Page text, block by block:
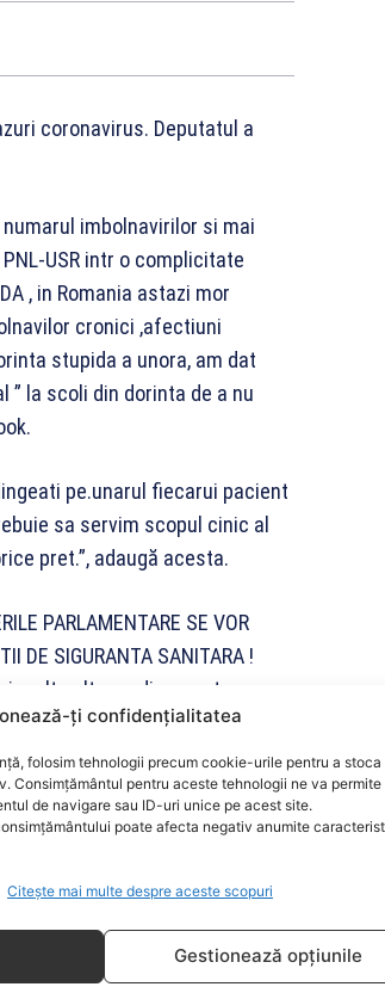
ți confidențialitatea
folosim tehnologii precum cookie-urile pentru a stoca
Consimțământul pentru aceste tehnologii ne va permite
de navigare sau ID-uri unice pe acest site.
poate afecta negativ anumite
Citește mai multe despre aceste scopuri
Gestionează opțiunile
coronavirus. Deputatul a
imbolnavirilor si mai
USR intr o complicitate
, in Romania astazi mor
cronici ,afectiuni
stupida a unora, am dat
la scoli din dorinta de a nu
pe.unarul fiecarui pacient
sa servim scopul cinic al
pret.”, adaugă acesta.
PARLAMENTARE SE VOR
DE SIGURANTA SANITARA !
multe qlte medicamente.
cadrele medicale. Inconștienții
in spitalele romanesti.”,